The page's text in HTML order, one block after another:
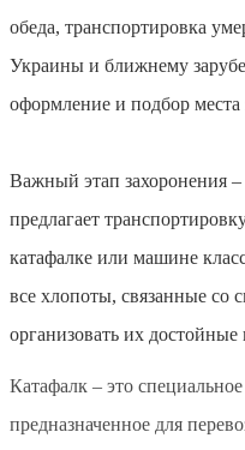
обеда, транспортировка
Украины и ближнему
оформление и подбор места
Важный этап захоронения
предлагает
катафалке или машине
все хлопоты, связанные со
организовать их
Катафалк – это
предназначенное для